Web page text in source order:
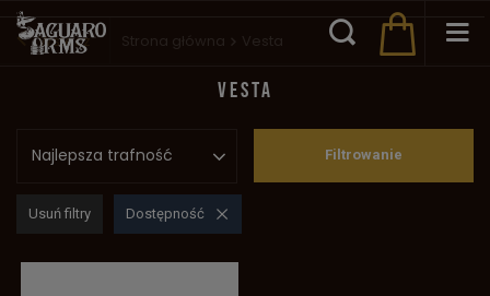
Wstecz Strona główna Vesta
VESTA
Najlepsza trafność Filtrowanie
Usuń filtry Dostępność